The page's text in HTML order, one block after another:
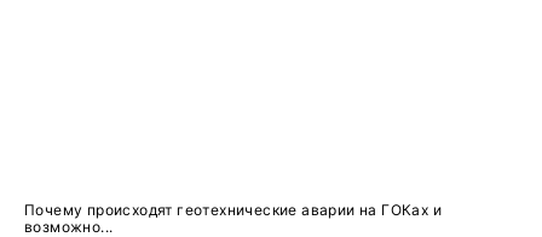
Почему происходят геотехнические аварии на ГОКах и
возможно...